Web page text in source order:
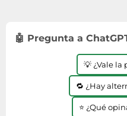
🤖 Pregunta a
💡 ¿Vale la
🔁 ¿Hay
⭐ ¿Qué